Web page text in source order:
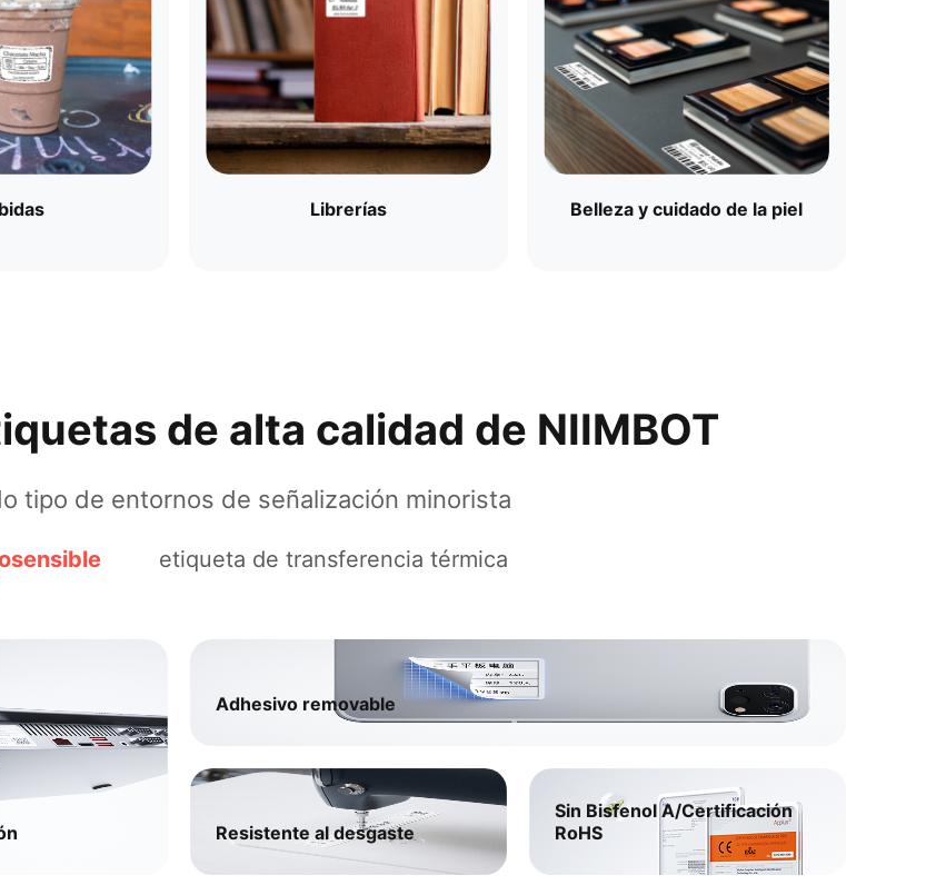
Librerías​ Belleza y cuidado de la piel​
de alta calidad de NIIMBOT​
tipo de entornos de señalización minorista​
etiqueta de transferencia térmica
Adhesivo removable​
Resistente al desgaste​
Sin Bisfenol A/Certificación
RoHS